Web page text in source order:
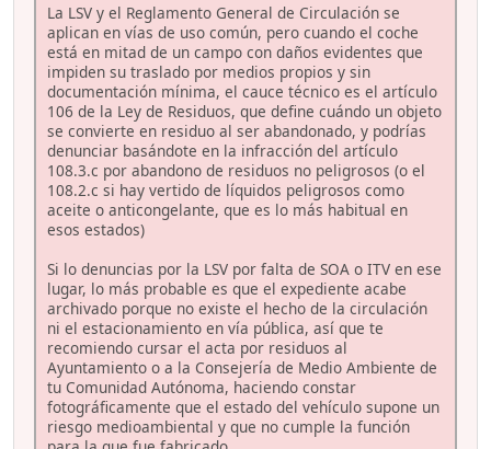
La LSV y el Reglamento General de Circulación se
aplican en vías de uso común, pero cuando el coche
está en mitad de un campo con daños evidentes que
impiden su traslado por medios propios y sin
documentación mínima, el cauce técnico es el artículo
106 de la Ley de Residuos, que define cuándo un objeto
se convierte en residuo al ser abandonado, y podrías
denunciar basándote en la infracción del artículo
108.3.c por abandono de residuos no peligrosos (o el
108.2.c si hay vertido de líquidos peligrosos como
aceite o anticongelante, que es lo más habitual en
esos estados)
Si lo denuncias por la LSV por falta de SOA o ITV en ese
lugar, lo más probable es que el expediente acabe
archivado porque no existe el hecho de la circulación
ni el estacionamiento en vía pública, así que te
recomiendo cursar el acta por residuos al
Ayuntamiento o a la Consejería de Medio Ambiente de
tu Comunidad Autónoma, haciendo constar
fotográficamente que el estado del vehículo supone un
riesgo medioambiental y que no cumple la función